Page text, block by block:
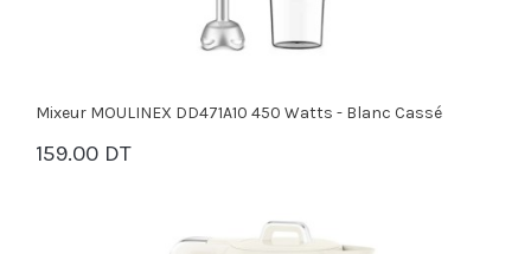
Mixeur MOULINEX DD471A10 450 Watts - Blanc Cassé
159.00 DT
PANIER